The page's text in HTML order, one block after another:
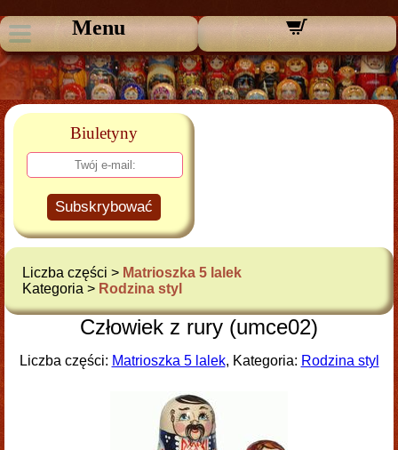
Menu
Biuletyny
Subskrybować
Liczba części > Matrioszka 5 lalek
Kategoria > Rodzina styl
Człowiek z rury (umce02)
Liczba części: Matrioszka 5 lalek, Kategoria: Rodzina styl